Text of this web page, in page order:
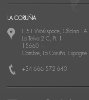
LA CORUÑA
LT51 Workspace, Oficina 1A
La Telva 2 C, Pt. 1
15660 —
Cambre, La Coruña, Espagne
+34 666 572 640